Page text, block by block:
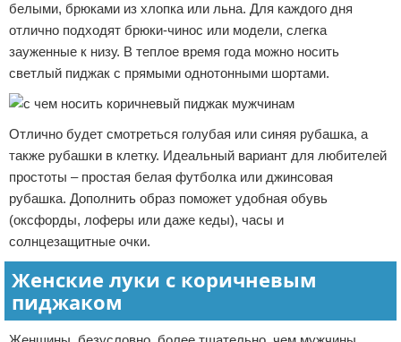
белыми, брюками из хлопка или льна. Для каждого дня
отлично подходят брюки-чинос или модели, слегка
зауженные к низу. В теплое время года можно носить
светлый пиджак с прямыми однотонными шортами.
Отлично будет смотреться голубая или синяя рубашка, а
также рубашки в клетку. Идеальный вариант для любителей
простоты – простая белая футболка или джинсовая
рубашка. Дополнить образ поможет удобная обувь
(оксфорды, лоферы или даже кеды), часы и
солнцезащитные очки.
Женские луки с коричневым
пиджаком